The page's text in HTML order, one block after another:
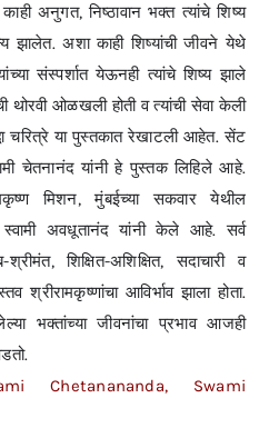
अनुगत, निष्ठावान भक्त त्यांचे शिष्य
झालेत. अशा काही शिष्यांची जीवने येथे
संस्पर्शात येऊनही त्यांचे शिष्य झाले
थोरवी ओळखली होती व त्यांची सेवा केली
चरित्रे या पुस्तकात रेखाटली आहेत. सेंट
चेतनानंद यांनी हे पुस्तक लिहिले आहे.
मिशन, मुंबईच्या सकवार येथील
अवधूतानंद यांनी केले आहे. सर्व
श्रीमंत, शिक्षित-अशिक्षित, सदाचारी व
श्रीरामकृष्णांचा आविर्भाव झाला होता.
भक्तांच्या जीवनांचा प्रभाव आजही
Chetanananda, Swami